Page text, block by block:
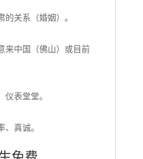
的关系（婚姻）。
来中国（佛山）或目前
仪表堂堂。
真诚。